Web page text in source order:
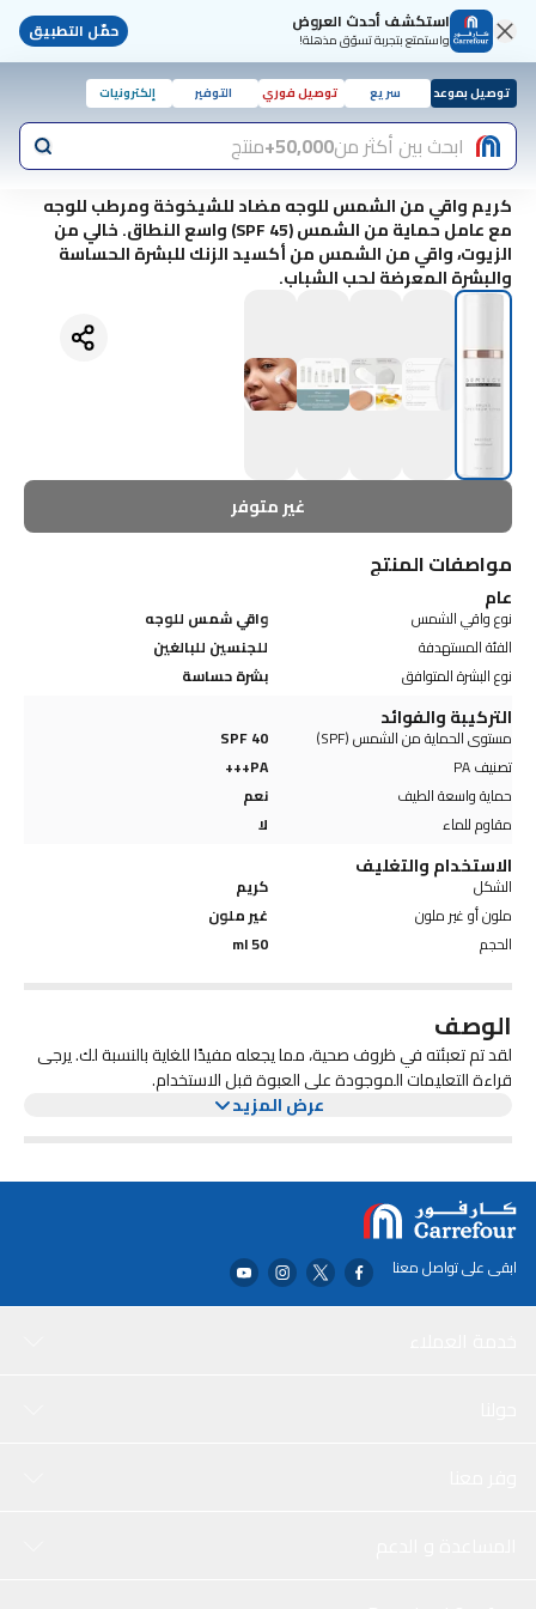
استكشف أحدث العروض
واستمتع بتجربة تسوّق مذهلة! حمّل التطبيق
توصيل بموعد سريع توصيل فوري التوفير إلكترونيات
ابحث بين أكثر من50,000+ منتج
كريم واقي من الشمس للوجه مضاد للشيخوخة ومرطب للوجه
مع عامل حماية من الشمس (SPF 45) واسع النطاق. خالي من
الزيوت، واقي من الشمس من أكسيد الزنك للبشرة الحساسة
والبشرة المعرضة لحب الشباب.
غير متوفر
مواصفات المنتج
عام
نوع واقي الشمس
واقي شمس للوجه
الفئة المستهدفة
للجنسين للبالغين
نوع البشرة المتوافق
بشرة حساسة
التركيبة والفوائد
مستوى الحماية من الشمس (SPF)
SPF 40
تصنيف PA
PA+++
حماية واسعة الطيف
نعم
مقاوم للماء
لا
الاستخدام والتغليف
الشكل
كريم
ملون أو غير ملون
غير ملون
الحجم
50 ml
الوصف
لقد تم تعبئته في ظروف صحية، مما يجعله مفيدًا للغاية بالنسبة لك. يرجى
قراءة التعليمات الموجودة على العبوة قبل الاستخدام.
عرض المزيد
ابقى على تواصل معنا